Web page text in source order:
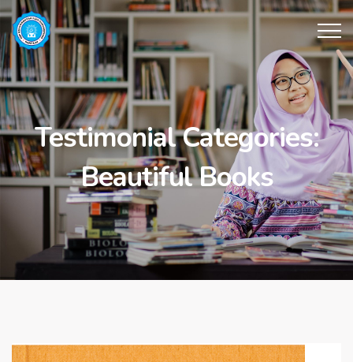
Testimonial Categories:
Beautiful Books